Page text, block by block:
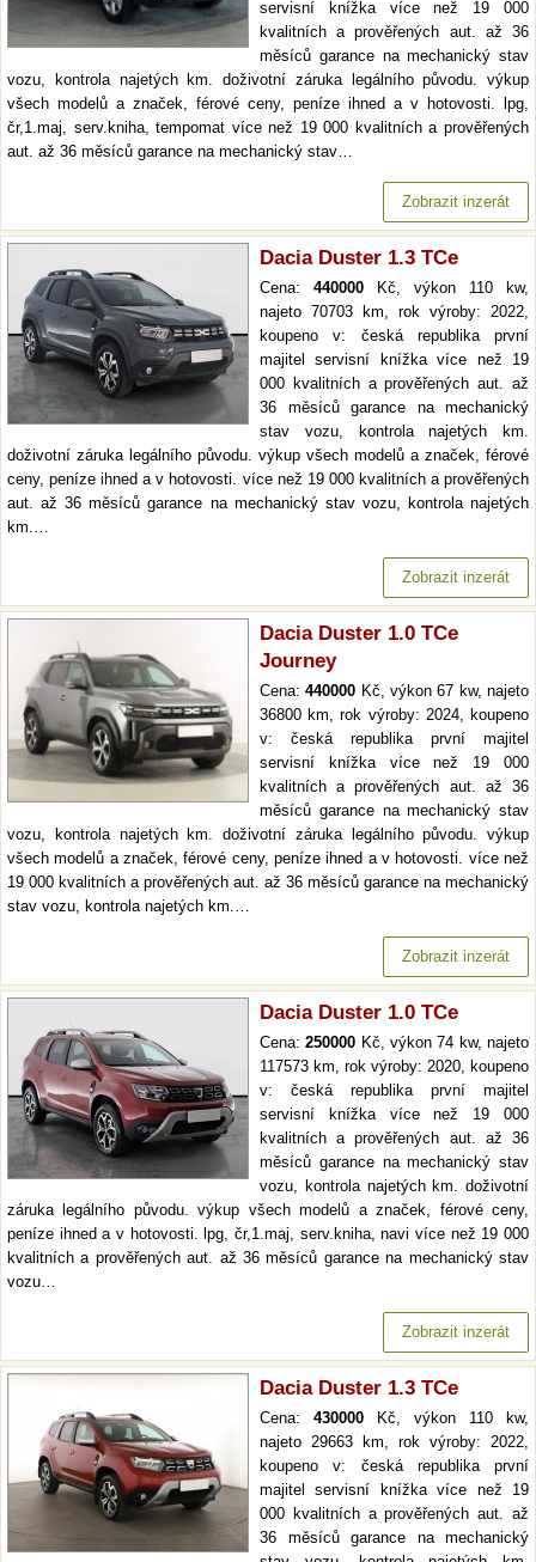
servisní knížka více než 19 000
kvalitních a prověřených aut. až 36
měsíců garance na mechanický stav
vozu, kontrola najetých km. doživotní záruka legálního původu. výkup
všech modelů a značek, férové ceny, peníze ihned a v hotovosti. lpg,
čr,1.maj, serv.kniha, tempomat více než 19 000 kvalitních a prověřených
aut. až 36 měsíců garance na mechanický stav…
Zobrazit inzerát
Dacia Duster 1.3 TCe
Cena: 440000 Kč, výkon 110 kw,
najeto 70703 km, rok výroby: 2022,
koupeno v: česká republika první
majitel servisní knížka více než 19
000 kvalitních a prověřených aut. až
36 měsíců garance na mechanický
stav vozu, kontrola najetých km.
doživotní záruka legálního původu. výkup všech modelů a značek, férové
ceny, peníze ihned a v hotovosti. více než 19 000 kvalitních a prověřených
aut. až 36 měsíců garance na mechanický stav vozu, kontrola najetých
km.…
Zobrazit inzerát
Dacia Duster 1.0 TCe
Journey
Cena:440000 Kč, výkon 67 kw, najeto
36800 km, rok výroby: 2024, koupeno
v: česká republika první majitel
servisní knížka více než 19 000
kvalitních a prověřených aut. až 36
měsíců garance na mechanický stav
vozu, kontrola najetých km. doživotní záruka legálního původu. výkup
všech modelů a značek, férové ceny, peníze ihned a v hotovosti. více než
19 000 kvalitních a prověřených aut. až 36 měsíců garance na mechanický
stav vozu, kontrola najetých km.…
Zobrazit inzerát
Dacia Duster 1.0 TCe
Cena:250000 Kč, výkon 74 kw, najeto
117573 km, rok výroby: 2020, koupeno
v: česká republika první majitel
servisní knížka více než 19 000
kvalitních a prověřených aut. až 36
měsíců garance na mechanický stav
vozu, kontrola najetých km. doživotní
záruka legálního původu. výkup všech modelů a značek, férové ceny,
peníze ihned a v hotovosti. lpg, čr,1.maj, serv.kniha, navi více než 19 000
kvalitních a prověřených aut. až 36 měsíců garance na mechanický stav
vozu…
Zobrazit inzerát
Dacia Duster 1.3 TCe
Cena: 430000 Kč, výkon 110 kw,
najeto 29663 km, rok výroby: 2022,
koupeno v: česká republika první
majitel servisní knížka více než 19
000 kvalitních a prověřených aut. až
36 měsíců garance na mechanický